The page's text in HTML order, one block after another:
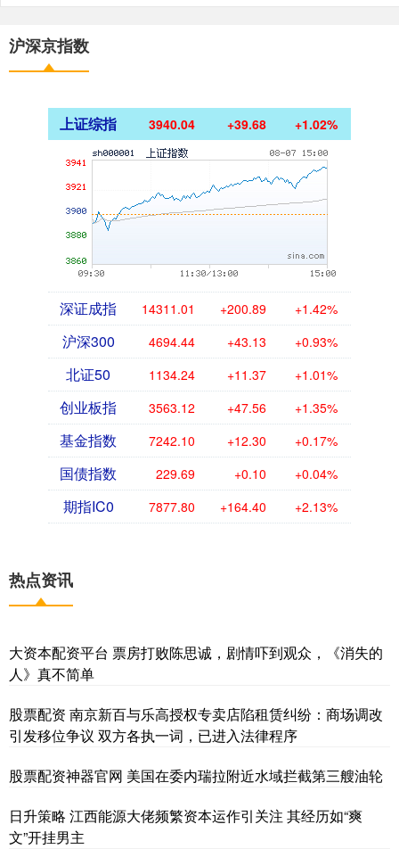
沪深京指数
上证综指 3940.04 +39.68 +1.02%
深证成指 14311.01 +200.89 +1.42%
沪深300 4694.44 +43.13 +0.93%
北证50 1134.24 +11.37 +1.01%
创业板指 3563.12 +47.56 +1.35%
基金指数 7242.10 +12.30 +0.17%
国债指数 229.69 +0.10 +0.04%
期指IC0 7877.80 +164.40 +2.13%
热点资讯
大资本配资平台 票房打败陈思诚，剧情吓到观众，《消失的
人》真不简单
股票配资 南京新百与乐高授权专卖店陷租赁纠纷：商场调改
引发移位争议 双方各执一词，已进入法律程序
股票配资神器官网 美国在委内瑞拉附近水域拦截第三艘油轮
日升策略 江西能源大佬频繁资本运作引关注 其经历如“爽
文”开挂男主